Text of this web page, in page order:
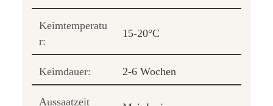
Keimtemperatu
r:
15-20°C
Keimdauer: 2-6 Wochen
Aussaatzeit